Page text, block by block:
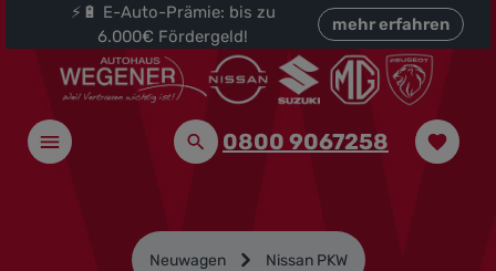
springen
⚡🔋 E-Auto-Prämie: bis zu
6.000€ Fördergeld!
mehr erfahren
0800 9067258
Neuwagen Nissan PKW